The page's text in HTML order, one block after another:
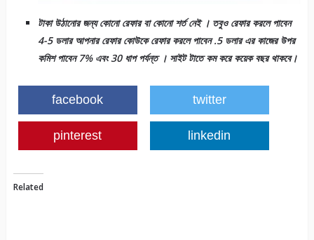
টাকা উঠানোর জন্য কোনো রেফার বা কোনো শর্ত নেই । তবুও রেফার করলে পাবেন
4-5 ডলার আপনার রেফার কােউকে রেফার করলে পাবেন .5 ডলার এর কাজের উপর
কমিশ পাবেন 7% এবং 30 ধাপ পর্যন্ত । সাইট টাতে কম করে কয়েক বছর থাকবে।
facebook twitter
pinterest linkedin
Related